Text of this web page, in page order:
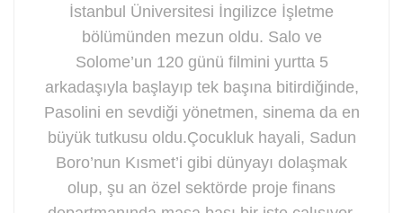
İstanbul Üniversitesi İngilizce İşletme
bölümünden mezun oldu. Salo ve
Solome’un 120 günü filmini yurtta 5
arkadaşıyla başlayıp tek başına bitirdiğinde,
Pasolini en sevdiği yönetmen, sinema da en
büyük tutkusu oldu.Çocukluk hayali, Sadun
Boro’nun Kısmet’i gibi dünyayı dolaşmak
olup, şu an özel sektörde proje finans